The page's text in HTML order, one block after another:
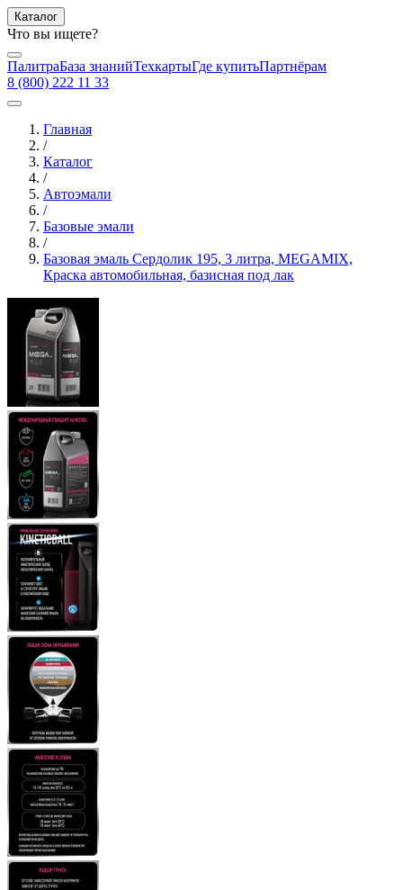
Каталог
Что вы ищете?
ПалитраБаза знанийТехкартыГде купитьПартнёрам
8 (800) 222 11 33
Главная
/
Каталог
/
Автоэмали
/
Базовые эмали
/
Базовая эмаль Сердолик 195, 3 литра, MEGAMIX,
Краска автомобильная, базисная под лак